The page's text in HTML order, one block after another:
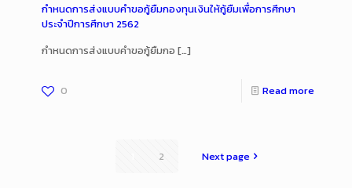
กำหนดการส่งแบบคำขอกู้ยืมกองทุนเงินให้กู้ยืมเพื่อการศึกษา
ประจำปีการศึกษา 2562
กำหนดการส่งแบบคำขอกู้ยืมกอ […]
0 Read more
2 Next page